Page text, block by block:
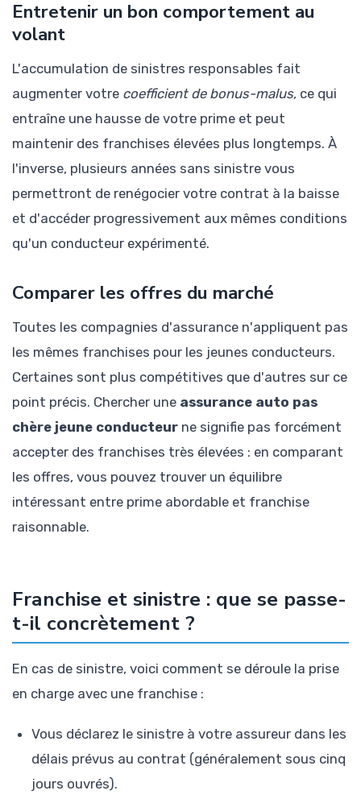
Entretenir un bon comportement au
volant
L'accumulation de sinistres responsables fait
augmenter votre coefficient de bonus-malus, ce qui
entraîne une hausse de votre prime et peut
maintenir des franchises élevées plus longtemps. À
l'inverse, plusieurs années sans sinistre vous
permettront de renégocier votre contrat à la baisse
et d'accéder progressivement aux mêmes conditions
qu'un conducteur expérimenté.
Comparer les offres du marché
Toutes les compagnies d'assurance n'appliquent pas
les mêmes franchises pour les jeunes conducteurs.
Certaines sont plus compétitives que d'autres sur ce
point précis. Chercher une assurance auto pas
chère jeune conducteur ne signifie pas forcément
accepter des franchises très élevées : en comparant
les offres, vous pouvez trouver un équilibre
intéressant entre prime abordable et franchise
raisonnable.
Franchise et sinistre : que se passe-
t-il concrètement ?
En cas de sinistre, voici comment se déroule la prise
en charge avec une franchise :
Vous déclarez le sinistre à votre assureur dans les
délais prévus au contrat (généralement sous cinq
jours ouvrés).